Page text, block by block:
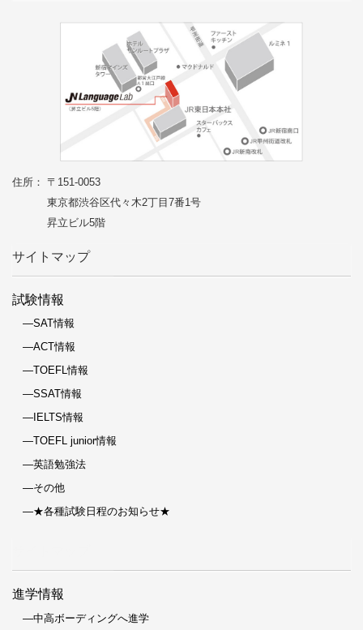
住所： 〒151-0053
東京都渋谷区代々木2丁目7番1号
昇立ビル5階
サイトマップ
試験情報
―SAT情報
―ACT情報
―TOEFL情報
―SSAT情報
―IELTS情報
―TOEFL junior情報
―英語勉強法
―その他
―★各種試験日程のお知らせ★
進学情報
―中高ボーディングへ進学